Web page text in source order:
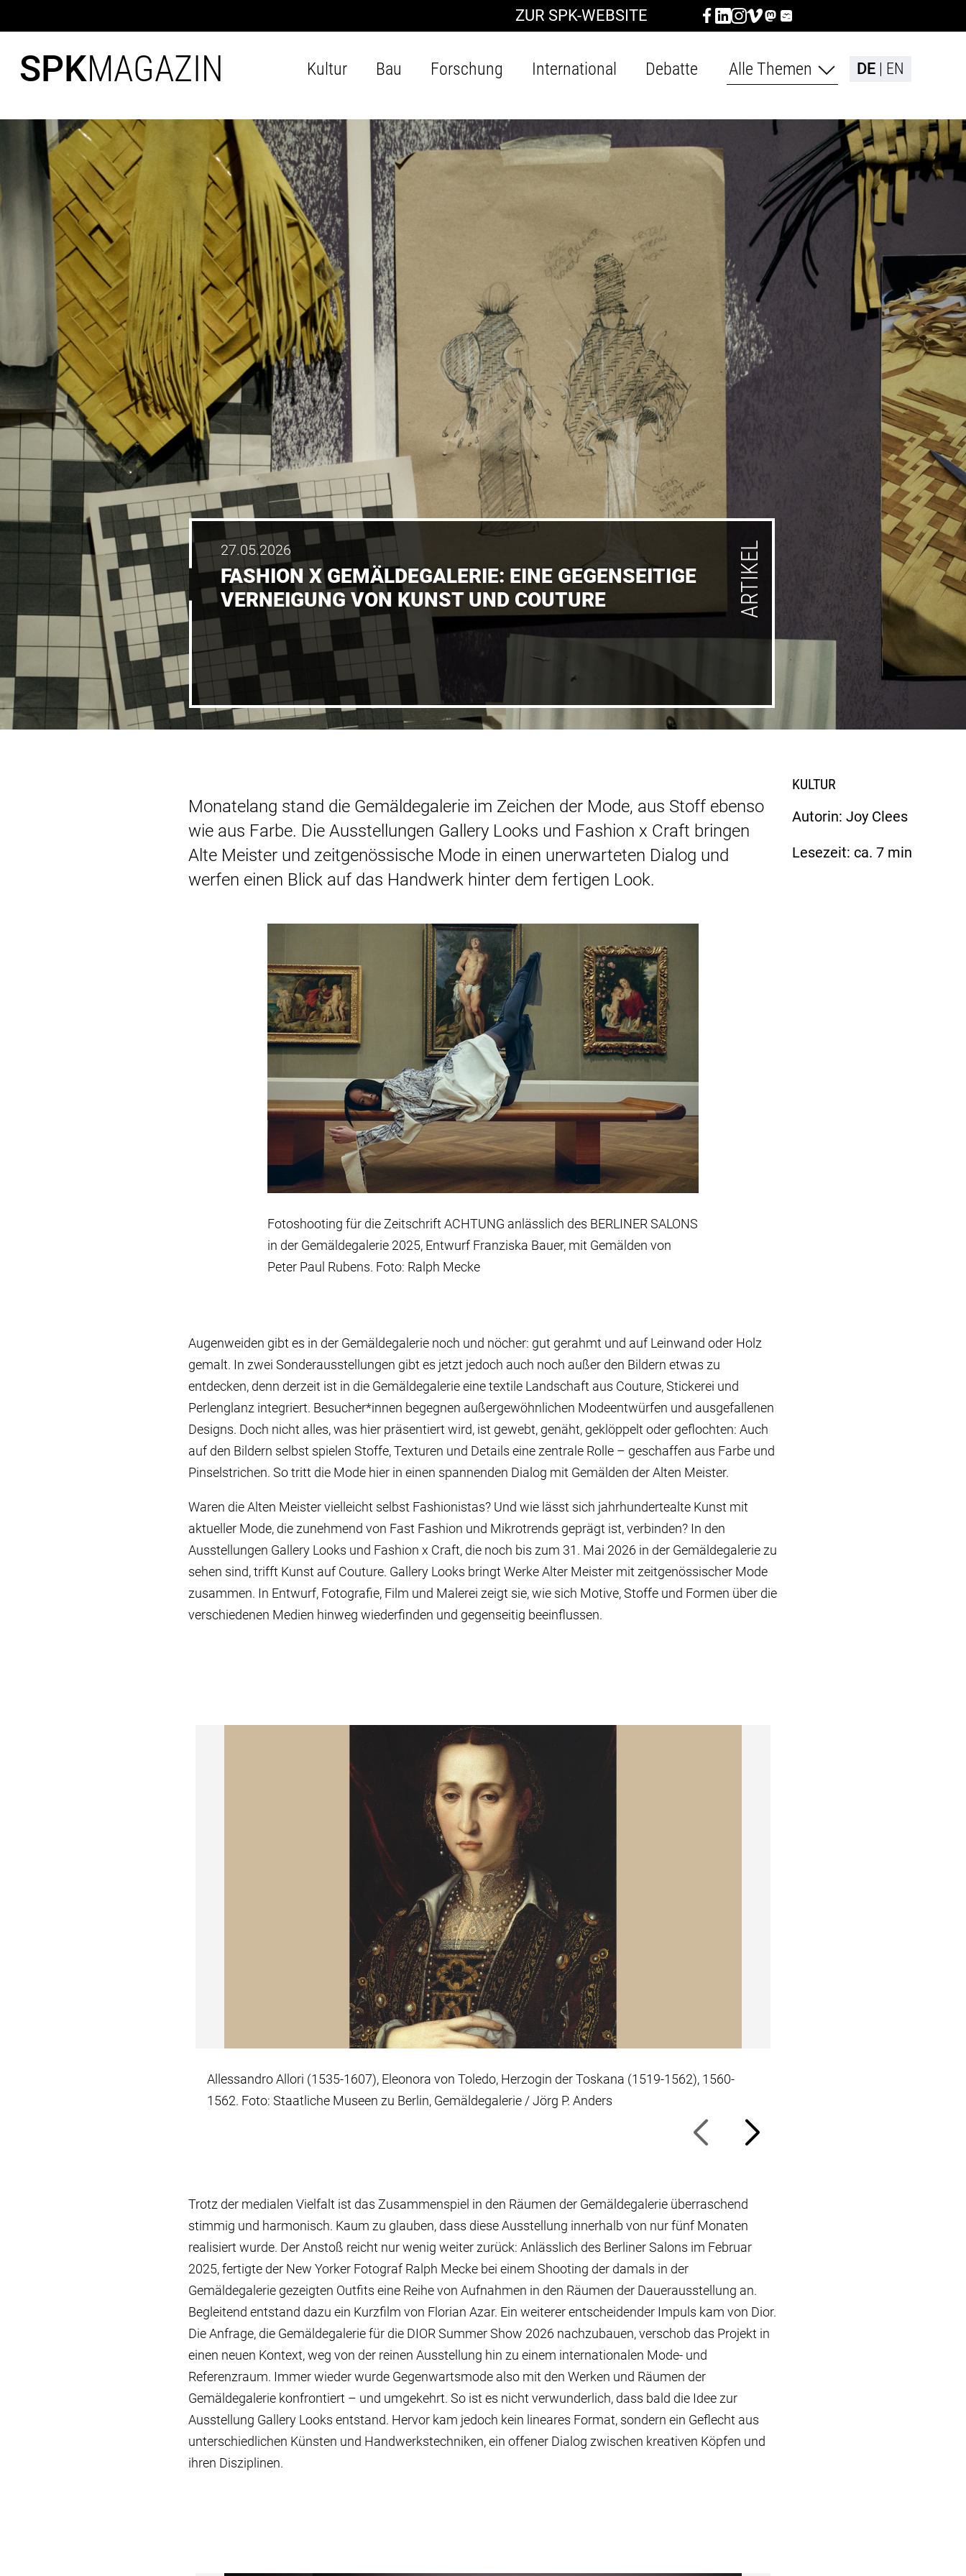
ZUR SPK-WEBSITE
SPKMAGAZIN Kultur Bau Forschung International Debatte Alle Themen DE EN
27.05.2026
FASHION X GEMÄLDEGALERIE: EINE GEGENSEITIGE
VERNEIGUNG VON KUNST UND COUTURE
ARTIKEL
KULTUR
Autorin: Joy Clees
Lesezeit: ca. 7 min
Monatelang stand die Gemäldegalerie im Zeichen der Mode, aus Stoff ebenso
wie aus Farbe. Die Ausstellungen Gallery Looks und Fashion x Craft bringen
Alte Meister und zeitgenössische Mode in einen unerwarteten Dialog und
werfen einen Blick auf das Handwerk hinter dem fertigen Look.
Fotoshooting für die Zeitschrift ACHTUNG anlässlich des BERLINER SALONS
in der Gemäldegalerie 2025, Entwurf Franziska Bauer, mit Gemälden von
Peter Paul Rubens. Foto: Ralph Mecke
Augenweiden gibt es in der Gemäldegalerie noch und nöcher: gut gerahmt und auf Leinwand oder Holz
gemalt. In zwei Sonderausstellungen gibt es jetzt jedoch auch noch außer den Bildern etwas zu
entdecken, denn derzeit ist in die Gemäldegalerie eine textile Landschaft aus Couture, Stickerei und
Perlenglanz integriert. Besucher*innen begegnen außergewöhnlichen Modeentwürfen und ausgefallenen
Designs. Doch nicht alles, was hier präsentiert wird, ist gewebt, genäht, geklöppelt oder geflochten: Auch
auf den Bildern selbst spielen Stoffe, Texturen und Details eine zentrale Rolle – geschaffen aus Farbe und
Pinselstrichen. So tritt die Mode hier in einen spannenden Dialog mit Gemälden der Alten Meister.
Waren die Alten Meister vielleicht selbst Fashionistas? Und wie lässt sich jahrhundertealte Kunst mit
aktueller Mode, die zunehmend von Fast Fashion und Mikrotrends geprägt ist, verbinden? In den
Ausstellungen Gallery Looks und Fashion x Craft, die noch bis zum 31. Mai 2026 in der Gemäldegalerie zu
sehen sind, trifft Kunst auf Couture. Gallery Looks bringt Werke Alter Meister mit zeitgenössischer Mode
zusammen. In Entwurf, Fotografie, Film und Malerei zeigt sie, wie sich Motive, Stoffe und Formen über die
verschiedenen Medien hinweg wiederfinden und gegenseitig beeinflussen.
Allessandro Allori (1535-1607), Eleonora von Toledo, Herzogin der Toskana (1519-1562), 1560-
1562. Foto: Staatliche Museen zu Berlin, Gemäldegalerie / Jörg P. Anders
Trotz der medialen Vielfalt ist das Zusammenspiel in den Räumen der Gemäldegalerie überraschend
stimmig und harmonisch. Kaum zu glauben, dass diese Ausstellung innerhalb von nur fünf Monaten
realisiert wurde. Der Anstoß reicht nur wenig weiter zurück: Anlässlich des Berliner Salons im Februar
2025, fertigte der New Yorker Fotograf Ralph Mecke bei einem Shooting der damals in der
Gemäldegalerie gezeigten Outfits eine Reihe von Aufnahmen in den Räumen der Dauerausstellung an.
Begleitend entstand dazu ein Kurzfilm von Florian Azar. Ein weiterer entscheidender Impuls kam von Dior.
Die Anfrage, die Gemäldegalerie für die DIOR Summer Show 2026 nachzubauen, verschob das Projekt in
einen neuen Kontext, weg von der reinen Ausstellung hin zu einem internationalen Mode- und
Referenzraum. Immer wieder wurde Gegenwartsmode also mit den Werken und Räumen der
Gemäldegalerie konfrontiert – und umgekehrt. So ist es nicht verwunderlich, dass bald die Idee zur
Ausstellung Gallery Looks entstand. Hervor kam jedoch kein lineares Format, sondern ein Geflecht aus
unterschiedlichen Künsten und Handwerkstechniken, ein offener Dialog zwischen kreativen Köpfen und
ihren Disziplinen.